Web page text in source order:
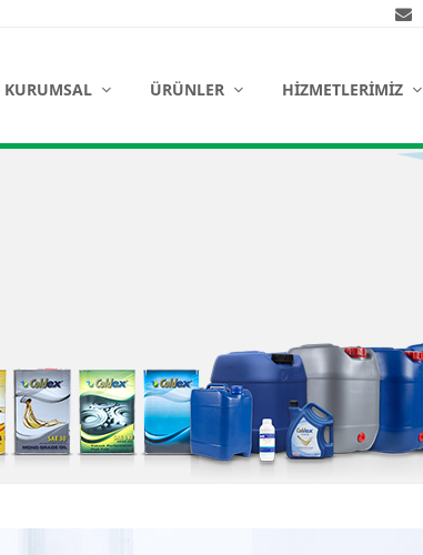
KURUMSAL ÜRÜNLER HIZMETLERIMIZ